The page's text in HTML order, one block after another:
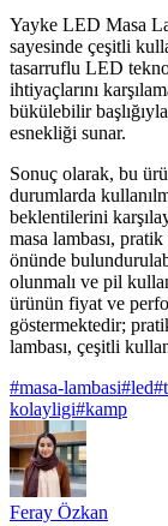
Yayke LED Masa
sayesinde çeşitli
tasarruflu LED
ihtiyaçlarını
bükülebilir
esnekliği sunar.
Sonuç olarak, bu
durumlarda
beklentilerini
masa lambası,
önünde
olunmalı ve pil
ürünün fiyat ve
göstermektedir;
lambası, çeşitli
#masa-lambasi#led#
kolayligi#kamp
Feray Özkan